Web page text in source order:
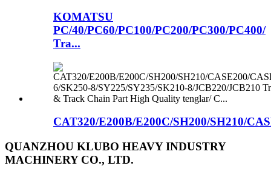
KOMATSU
PC/40/PC60/PC100/PC200/PC300/PC400/
Tra...
CAT320/E200B/E200C/SH200/SH210/
QUANZHOU KLUBO HEAVY INDUSTRY
MACHINERY CO., LTD.